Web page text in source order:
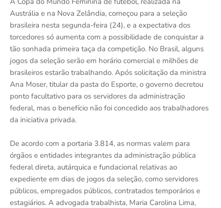
Austrália e na Nova Zelândia, começou para a seleção
brasileira nesta segunda-feira (24), e a expectativa dos
torcedores só aumenta com a possibilidade de conquistar a
tão sonhada primeira taça da competição. No Brasil, alguns
jogos da seleção serão em horário comercial e milhões de
brasileiros estarão trabalhando. Após solicitação da ministra
Ana Moser, titular da pasta do Esporte, o governo decretou
ponto facultativo para os servidores da administração
federal, mas o benefício não foi concedido aos trabalhadores
da iniciativa privada.
De acordo com a portaria 3.814, as normas valem para
órgãos e entidades integrantes da administração pública
federal direta, autárquica e fundacional relativas ao
expediente em dias de jogos da seleção, como servidores
públicos, empregados públicos, contratados temporários e
estagiários. A advogada trabalhista, Maria Carolina Lima,